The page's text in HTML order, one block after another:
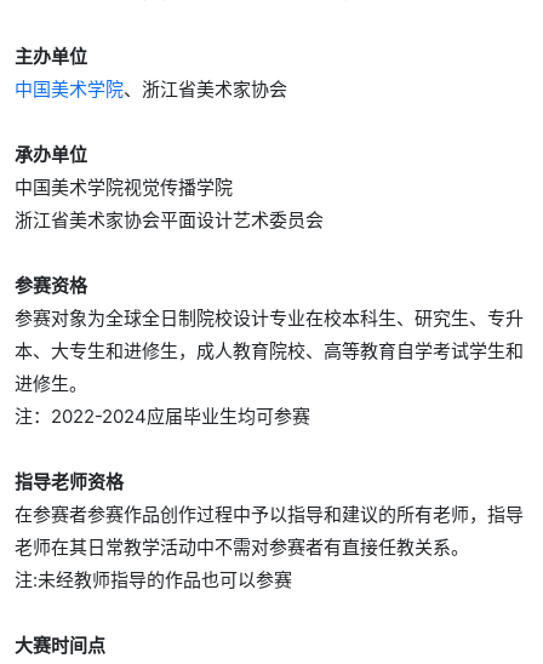
主办单位
中国美术学院、浙江省美术家协会
承办单位
中国美术学院视觉传播学院
浙江省美术家协会平面设计艺术委员会
参赛资格
参赛对象为全球全日制院校设计专业在校本科生、研究生、专升
本、大专生和进修生，成人教育院校、高等教育自学考试学生和
进修生。
注：2022-2024应届毕业生均可参赛
指导老师资格
在参赛者参赛作品创作过程中予以指导和建议的所有老师，指导
老师在其日常教学活动中不需对参赛者有直接任教关系。
注:未经教师指导的作品也可以参赛
大赛时间点